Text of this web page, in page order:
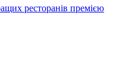
ресторанів премією